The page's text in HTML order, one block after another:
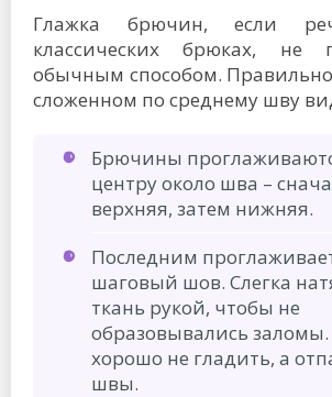
Глажка брючин, если
классических брюках, не
обычным способом.
сложенном по среднему шву
Брючины
центру около шва –
верхняя, затем нижняя.
Последним
шаговый шов. Слегка
ткань рукой, чтобы не
образовывались
хорошо не гладить, а
швы.